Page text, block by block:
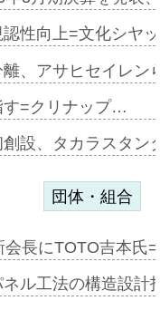
性向上=文化シヤ
、アサヒセイレ
す=クリナップ…
設、タカラスタ
団体・組合
会長にTOTO吉本氏
ル工法の構造設